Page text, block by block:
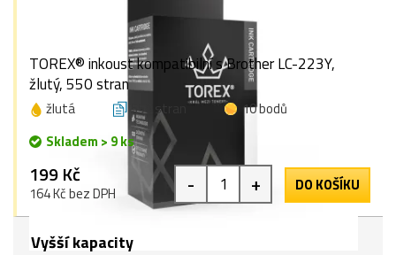
TOREX® inkoust kompatibilní s Brother LC-223Y,
žlutý, 550 stran
žlutá 550 stran
10 bodů
Skladem > 9 ks
199 Kč
164 Kč bez DPH - + DO KOŠÍKU
Vyšší kapacity